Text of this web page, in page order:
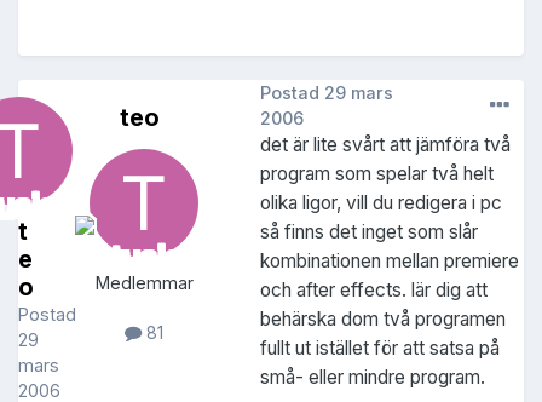
t
e
o
Postad
29
mars
2006
teo
Medlemmar
81
Postad 29 mars
2006
det är lite svårt att jämföra två
program som spelar två helt
olika ligor, vill du redigera i pc
så finns det inget som slår
kombinationen mellan premiere
och after effects. lär dig att
behärska dom två programen
fullt ut istället för att satsa på
små- eller mindre program.